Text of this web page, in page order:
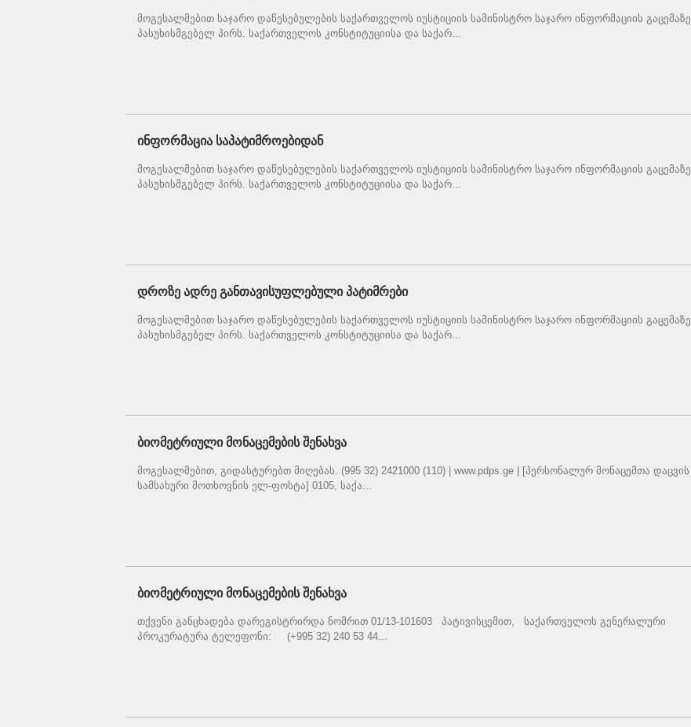
მოგესალმებით საჯარო დაწესებულების საქართველოს იუსტიციის სამინისტრო საჯარო ინფორმაციის გაცემაზე
პასუხისმგებელ პირს. საქართველოს კონსტიტუციისა და საქარ...
ინფორმაცია საპატიმროებიდან
მოგესალმებით საჯარო დაწესებულების საქართველოს იუსტიციის სამინისტრო საჯარო ინფორმაციის გაცემაზე
პასუხისმგებელ პირს. საქართველოს კონსტიტუციისა და საქარ...
დროზე ადრე განთავისუფლებული პატიმრები
მოგესალმებით საჯარო დაწესებულების საქართველოს იუსტიციის სამინისტრო საჯარო ინფორმაციის გაცემაზე
პასუხისმგებელ პირს. საქართველოს კონსტიტუციისა და საქარ...
ბიომეტრიული მონაცემების შენახვა
მოგესალმებით, გიდასტურებთ მიღებას. (995 32) 2421000 (110) | www.pdps.ge | [პერსონალურ მონაცემთა დაცვის
სამსახური მოთხოვნის ელ-ფოსტა] 0105, საქა...
ბიომეტრიული მონაცემების შენახვა
თქვენი განცხადება დარეგისტრირდა ნომრით 01/13-101603 პატივისცემით, საქართველოს გენერალური
პროკურატურა ტელეფონი: (+995 32) 240 53 44...